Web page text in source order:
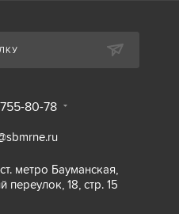
80-78
метро Бауманская,
переулок, 18, стр. 15